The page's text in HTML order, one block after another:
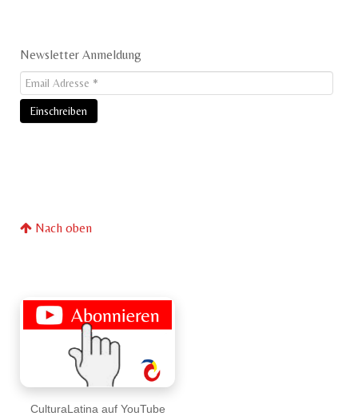
CulturaLatina auf YouTube
Newsletter Anmeldung
Nach oben